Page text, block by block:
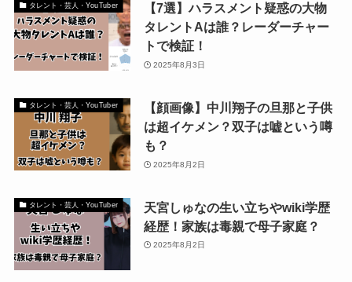
タレント・芸人・YouTuber
【7選】ハラスメント疑惑の大物
タレントAは誰？レーダーチャー
トで検証！
2025年8月3日
タレント・芸人・YouTuber
【顔画像】中川翔子の旦那と子供
は超イケメン？双子は嘘という噂
も？
2025年8月2日
タレント・芸人・YouTuber
天宮しゅなの生い立ちやwiki学歴
経歴！家族は毒親で母子家庭？
2025年8月2日